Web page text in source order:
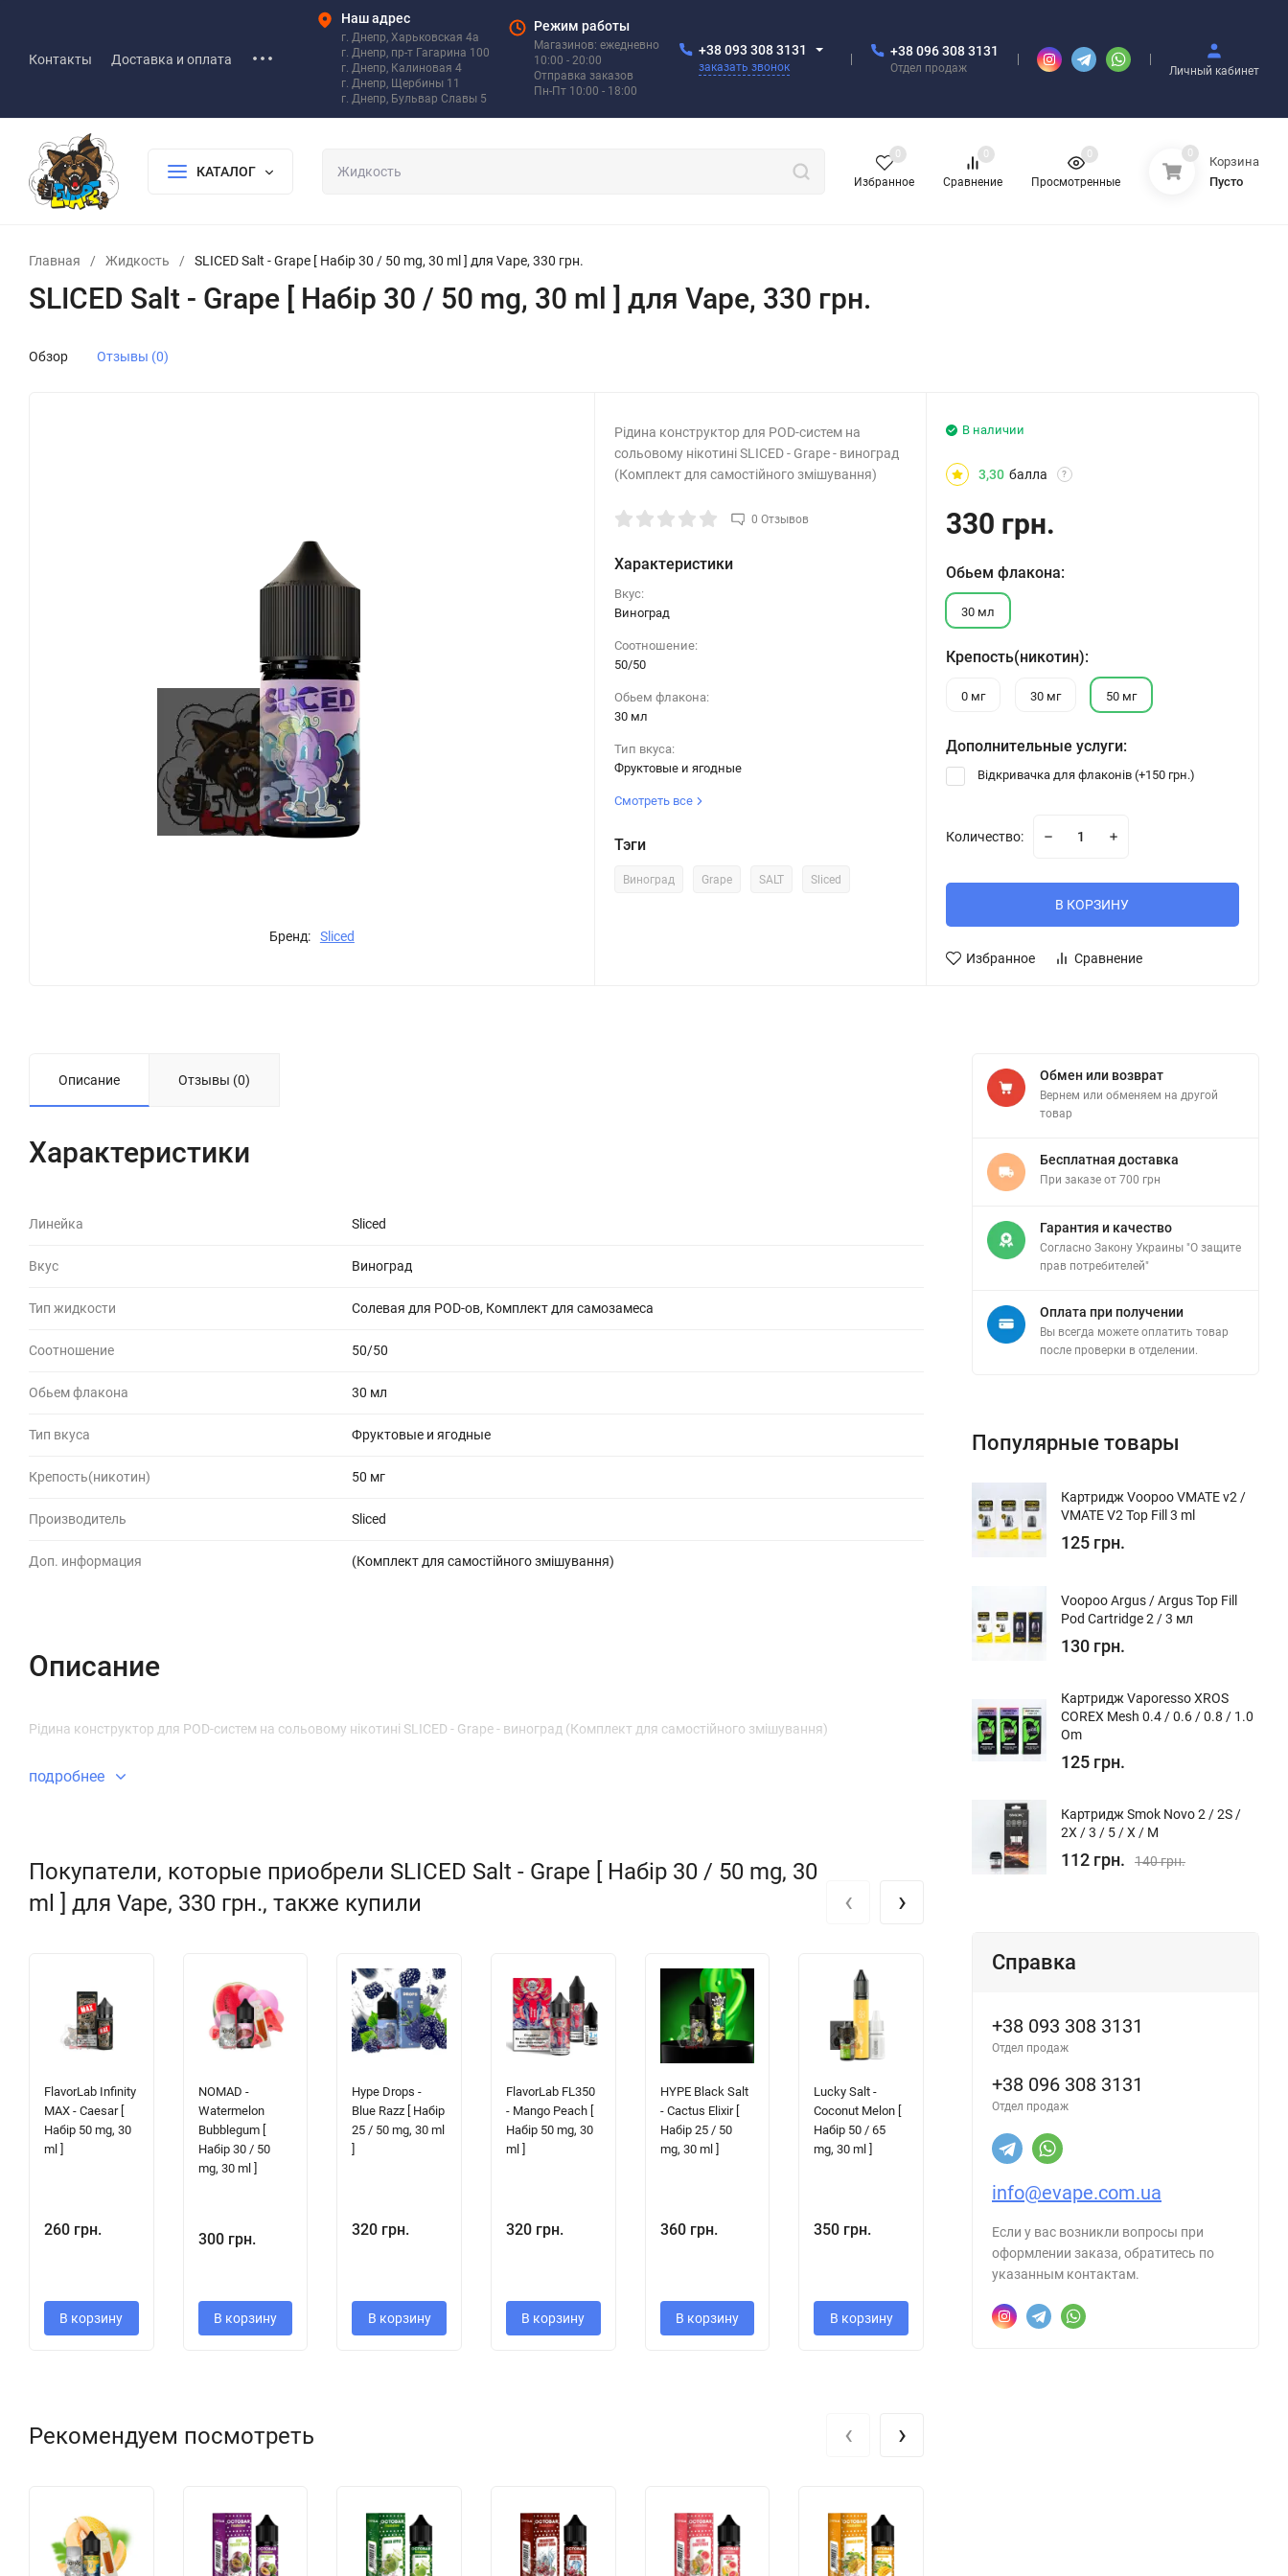
Контакты Доставка и оплата
Наш адрес
г. Днепр, Харьковская 4а
г. Днепр, пр-т Гагарина 100
г. Днепр, Калиновая 4
г. Днепр, Щербины 11
г. Днепр, Бульвар Славы 5
Режим работы
Магазинов: ежедневно
10:00 - 20:00
Отправка заказов
Пн-Пт 10:00 - 18:00
+38 093 308 3131
заказать звонок
+38 096 308 3131
Отдел продаж Личный кабинет
КАТАЛОГ
Избранное
0
Сравнение
0
Просмотренные
0 0
Корзина
Пусто
Главная / Жидкость / SLICED Salt - Grape [ Набір 30 / 50 mg, 30 ml ] для Vape, 330 грн.
SLICED Salt - Grape [ Набір 30 / 50 mg, 30 ml ] для Vape, 330 грн.
Обзор Отзывы (0)
Бренд: Sliced
Рідина конструктор для POD-систем на
сольовому нікотині SLICED - Grape - виноград
(Комплект для самостійного змішування)
0 Отзывов
Характеристики
Вкус:
Виноград
Соотношение:
50/50
Обьем флакона:
30 мл
Тип вкуса:
Фруктовые и ягодные
Смотреть все
Тэги
Виноград Grape SALT Sliced
В наличии
3,30 балла ?
330 грн.
Обьем флакона:
30 мл
Крепость(никотин):
0 мг 30 мг 50 мг
Дополнительные услуги:
Відкривачка для флаконів (+150 грн.)
Количество:
В КОРЗИНУ
Избранное Сравнение
Описание Отзывы (0)
Характеристики
Линейка Sliced
Вкус Виноград
Тип жидкости Солевая для POD-ов, Комплект для самозамеса
Соотношение 50/50
Обьем флакона 30 мл
Тип вкуса Фруктовые и ягодные
Крепость(никотин) 50 мг
Производитель Sliced
Доп. информация (Комплект для самостійного змішування)
Описание
Рідина конструктор для POD-систем на сольовому нікотині SLICED - Grape - виноград (Комплект для самостійного змішування)
подробнее
Покупатели, которые приобрели SLICED Salt - Grape [ Набір 30 / 50 mg, 30
ml ] для Vape, 330 грн., также купили
FlavorLab Infinity
MAX - Caesar [
Набір 50 mg, 30
ml ]
260 грн.
В корзину
NOMAD -
Watermelon
Bubblegum [
Набір 30 / 50
mg, 30 ml ]
300 грн.
В корзину
Hype Drops -
Blue Razz [ Набір
25 / 50 mg, 30 ml
]
320 грн.
В корзину
FlavorLab FL350
- Mango Peach [
Набір 50 mg, 30
ml ]
320 грн.
В корзину
HYPE Black Salt
- Cactus Elixir [
Набір 25 / 50
mg, 30 ml ]
360 грн.
В корзину
Lucky Salt -
Coconut Melon [
Набір 50 / 65
mg, 30 ml ]
350 грн.
В корзину
Vape Shot Salt -
Berries [ Набір
160 грн.
- 20%
40 грн.
В корзину
ELFLIQ -
400 грн.
‹ ›
Рекомендуем посмотреть ‹ ›
Обмен или возврат
Вернем или обменяем на другой
товар
Бесплатная доставка
При заказе от 700 грн
Гарантия и качество
Согласно Закону Украины "О защите
прав потребителей"
Оплата при получении
Вы всегда можете оплатить товар
после проверки в отделении.
Популярные товары
Картридж Voopoo VMATE v2 /
VMATE V2 Top Fill 3 ml
125 грн.
Voopoo Argus / Argus Top Fill
Pod Cartridge 2 / 3 мл
130 грн.
Картридж Vaporesso XROS
COREX Mesh 0.4 / 0.6 / 0.8 / 1.0
Om
125 грн.
Картридж Smok Novo 2 / 2S /
2X / 3 / 5 / Х / M
112 грн. 140 грн.
Справка
+38 093 308 3131
Отдел продаж
+38 096 308 3131
Отдел продаж
info@evape.com.ua
Если у вас возникли вопросы при
оформлении заказа, обратитесь по
указанным контактам.